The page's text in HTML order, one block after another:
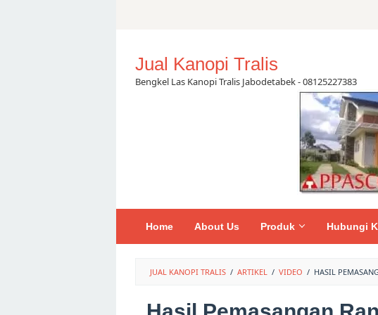
Jual Kanopi Tralis
Bengkel Las Kanopi Tralis Jabodetabek - 08125227383
Home About Us Produk Hubungi
JUAL KANOPI TRALIS / ARTIKEL / VIDEO / HASIL